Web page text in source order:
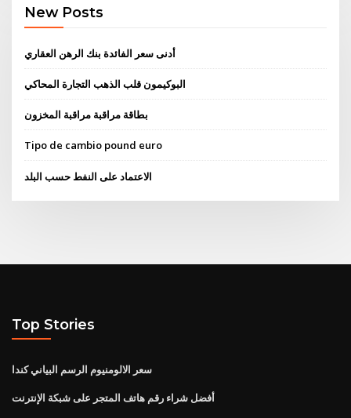
New Posts
أدنى سعر الفائدة بنك الرهن العقاري
البوكيمون قلب الذهب التجارة المحاكي
بطاقة مراقبة مراقبة المخزون
Tipo de cambio pound euro
الاعتماد على النفط حسب البلد
Top Stories
سعر الالومنيوم الرسم البياني كندا
أفضل شراء رقم هاتف المتجر على شبكة الإنترنت